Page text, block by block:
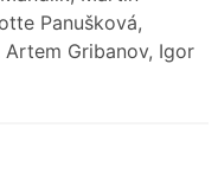
Panušková,
Gribanov, Igor